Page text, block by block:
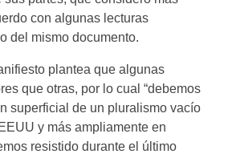
con algunas lecturas
del mismo documento.
plantea que algunas
que otras, por lo cual “debemos
superficial de un pluralismo vacío
y más ampliamente en
resistido durante el último